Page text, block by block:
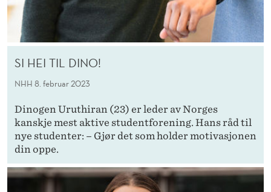
SI HEI TIL DINO!
NHH 8. februar 2023
Dinogen Uruthiran (23) er leder av Norges
kanskje mest aktive studentforening. Hans råd til
nye studenter: – Gjør det som holder motivasjonen
din oppe.